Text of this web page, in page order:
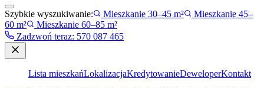
Szybkie wyszukiwanie: Mieszkanie 30–45 m²
Mieszkanie 45–
60 m²
Mieszkanie 60–85 m²
Zadzwoń teraz: 570 087 465
Lista mieszkańLokalizacjaKredytowanieDeweloperKontakt